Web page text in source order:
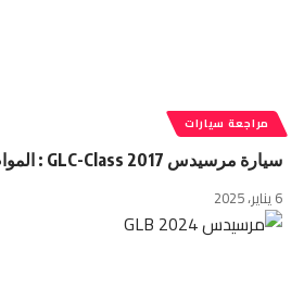
مراجعة سيارات
سيارة مرسيدس GLC-Class 2017 : المواصفات والسعر والأداء
6 يناير، 2025